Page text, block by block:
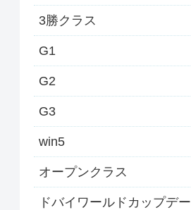
3勝クラス
G1
G2
G3
win5
オープンクラス
ドバイワールドカップデー